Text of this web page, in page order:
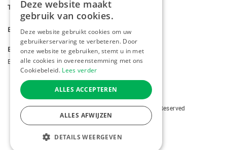
T. +3223095206
E. info@kiddotravel.be
BTW
BE 0685795740
Copyright © 2026 Kiddotravel. All Rights Reserved
webdesignby conversal
ENGLISH
Deze website maakt
gebruik van cookies.
Deze website gebruikt cookies om uw
gebruikerservaring te verbeteren. Door
onze website te gebruiken, stemt u in met
alle cookies in overeenstemming met ons
Cookiebeleid. Lees verder
ALLES ACCEPTEREN
ALLES AFWIJZEN
DETAILS WEERGEVEN